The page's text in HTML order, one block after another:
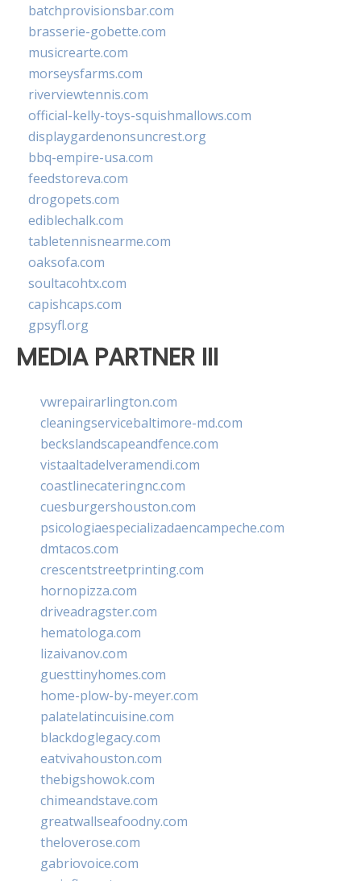
batchprovisionsbar.com
brasserie-gobette.com
musicrearte.com
morseysfarms.com
riverviewtennis.com
official-kelly-toys-squishmallows.com
displaygardenonsuncrest.org
bbq-empire-usa.com
feedstoreva.com
drogopets.com
ediblechalk.com
tabletennisnearme.com
oaksofa.com
soultacohtx.com
capishcaps.com
gpsyfl.org
MEDIA PARTNER III
vwrepairarlington.com
cleaningservicebaltimore-md.com
beckslandscapeandfence.com
vistaaltadelveramendi.com
coastlinecateringnc.com
cuesburgershouston.com
psicologiaespecializadaencampeche.com
dmtacos.com
crescentstreetprinting.com
hornopizza.com
driveadragster.com
hematologa.com
lizaivanov.com
guesttinyhomes.com
home-plow-by-meyer.com
palatelatincuisine.com
blackdoglegacy.com
eatvivahouston.com
thebigshowok.com
chimeandstave.com
greatwallseafoodny.com
theloverose.com
gabriovoice.com